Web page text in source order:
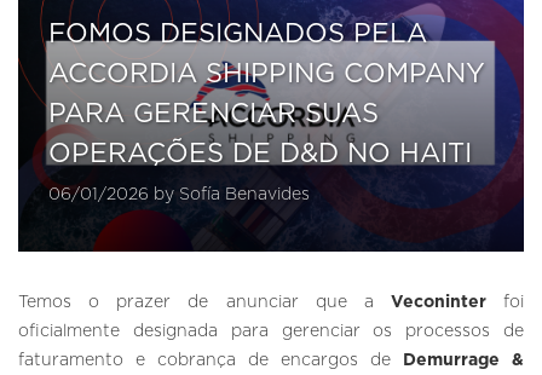
FOMOS DESIGNADOS PELA
ACCORDIA SHIPPING COMPANY
PARA GERENCIAR SUAS
OPERAÇÕES DE D&D NO HAITI
06/01/2026 by Sofía Benavides
Temos o prazer de anunciar que a Veconinterfoi
oficialmente designada para gerenciar os processos de
faturamento e cobrança de encargos de
Demurrage &